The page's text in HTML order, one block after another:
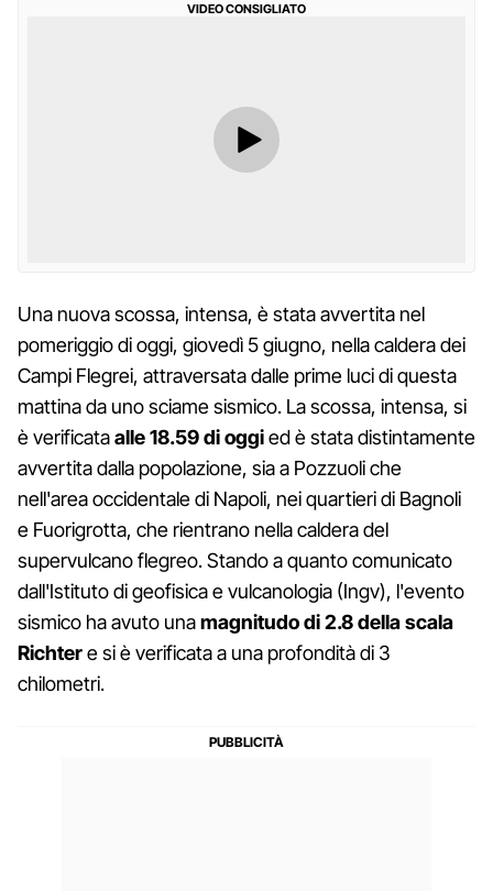
VIDEO CONSIGLIATO
Una nuova scossa, intensa, è stata avvertita nel
pomeriggio di oggi, giovedì 5 giugno, nella caldera dei
Campi Flegrei, attraversata dalle prime luci di questa
mattina da uno sciame sismico. La scossa, intensa, si
è verificataalle 18.59 di oggied è stata distintamente
avvertita dalla popolazione, sia a Pozzuoli che
nell'area occidentale di Napoli, nei quartieri di Bagnoli
e Fuorigrotta, che rientrano nella caldera del
supervulcano flegreo. Stando a quanto comunicato
dall'Istituto di geofisica e vulcanologia (Ingv), l'evento
sismico ha avuto unamagnitudo di 2.8 della scala
Richtere si è verificata a una profondità di 3
chilometri.